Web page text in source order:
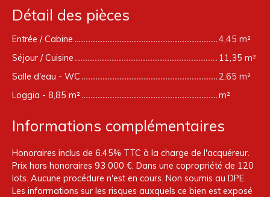
Détail des pièces
Entrée / Cabine
4,45 m²
Séjour / Cuisine
11,35 m²
Salle d'eau - WC
2,65 m²
Loggia - 8,85 m²
m²
Informations complémentaires
Honoraires inclus de 6.45% TTC à la charge de l'acquéreur.
Prix hors honoraires 93 000 €. Dans une copropriété de 120
lots. Aucune procédure n'est en cours. Non soumis au DPE.
Les informations sur les risques auxquels ce bien est exposé